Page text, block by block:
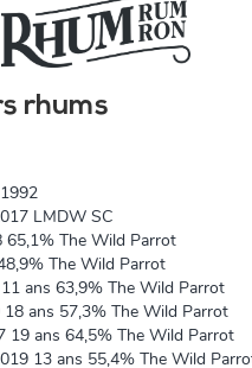
rhums
LMDW SC
65,1% The Wild Parrot
The Wild Parrot
ans 63,9% The Wild Parrot
ans 57,3% The Wild Parrot
19 ans 64,5% The Wild Parrot
13 ans 55,4% The Wild